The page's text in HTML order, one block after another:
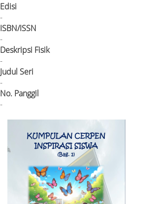
Edisi
-
ISBN/ISSN
-
Deskripsi Fisik
-
Judul Seri
-
No. Panggil
-